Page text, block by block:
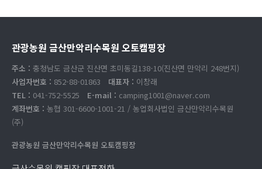
관광농원 금산만악리수목원 오토캠핑장
주소 : 충청남도 금산군 진산면 초미동길138-10(진산면 만악리 248번지)
사업자번호 : 852-88-01863 대표자 : 이창래
TEL : 041-752-5525 E-mail : camping1001@naver.com
계좌번호 : 농협 301-6600-1001-21 / 농업회사법인 금산만악리수목원
(주)
관광농원 금산만악리수목원 오토캠핑장